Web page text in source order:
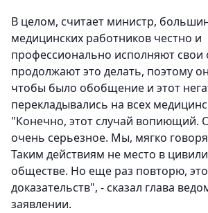
В целом, считает министр,
медицинских работников честно и
профессионально исполняют свои
продолжают это делать, поэтому
чтобы было обобщение и этот
перекладывались на всех
"Конечно, этот случай вопиющий.
очень серьезное. Мы, мягко
Таким действиям не место в
обществе. Но еще раз повторю,
доказательств", - сказал глава
заявлении.